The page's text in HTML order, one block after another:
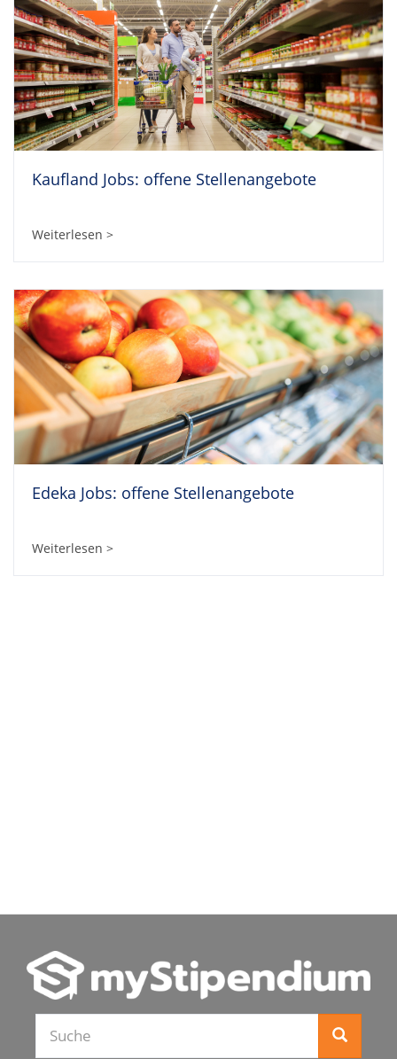
Kaufland Jobs: offene Stellenangebote
Weiterlesen >
Edeka Jobs: offene Stellenangebote
Weiterlesen >